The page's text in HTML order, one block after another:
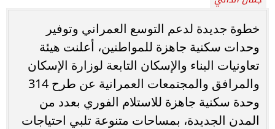
خطوة جديدة لدعم التوسع العمراني وتوفير
وحدات سكنية جاهزة للمواطنين، أعلنت هيئة
تعاونيات البناء والإسكان التابعة لوزارة الإسكان
والمرافق والمجتمعات العمرانية عن طرح 314
وحدة سكنية جاهزة للاستلام الفوري بعدد من
المدن الجديدة، بمساحات متنوعة تلبي احتياجات